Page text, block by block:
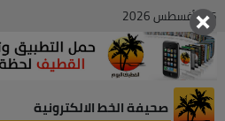
05 , أغسطس 2026
صحيفة الخط الالكترونية